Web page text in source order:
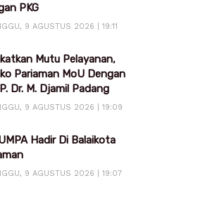
PKG
9 AGUSTUS 2026 | 19:11
Mutu Pelayanan,
Pariaman MoU Dengan
Dr. M. Djamil Padang
9 AGUSTUS 2026 | 19:09
Hadir Di Balaikota
9 AGUSTUS 2026 | 19:07